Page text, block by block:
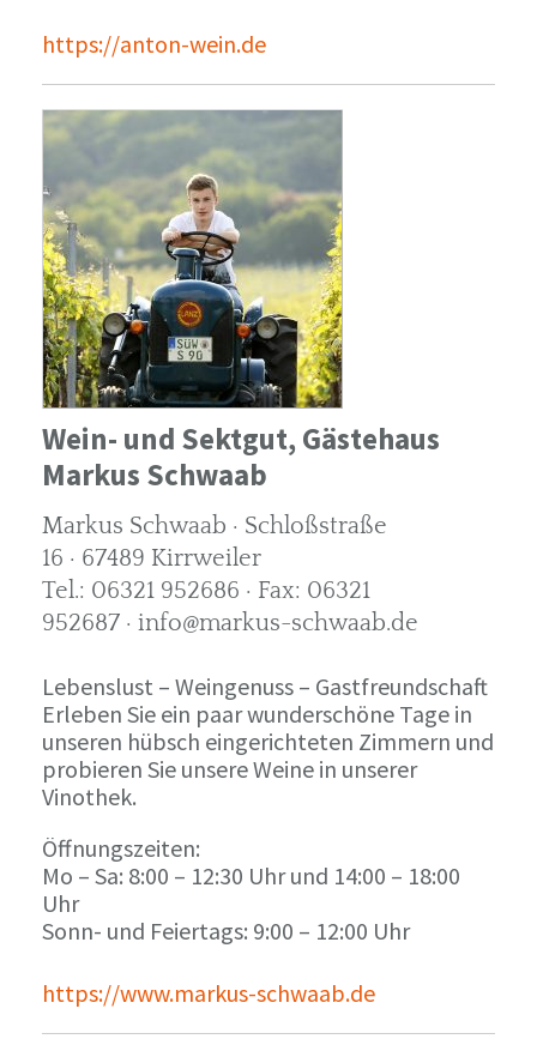
https://anton-wein.de
Wein- und Sektgut, Gästehaus
Markus Schwaab
Markus Schwaab · Schloßstraße
16 · 67489 Kirrweiler
Tel.: 06321 952686 · Fax: 06321
952687 · info@markus-schwaab.de
Lebenslust – Weingenuss – Gastfreundschaft
Erleben Sie ein paar wunderschöne Tage in
unseren hübsch eingerichteten Zimmern und
probieren Sie unsere Weine in unserer
Vinothek.
Öffnungszeiten:
Mo – Sa: 8:00 – 12:30 Uhr und 14:00 – 18:00
Uhr
Sonn- und Feiertags: 9:00 – 12:00 Uhr
https://www.markus-schwaab.de